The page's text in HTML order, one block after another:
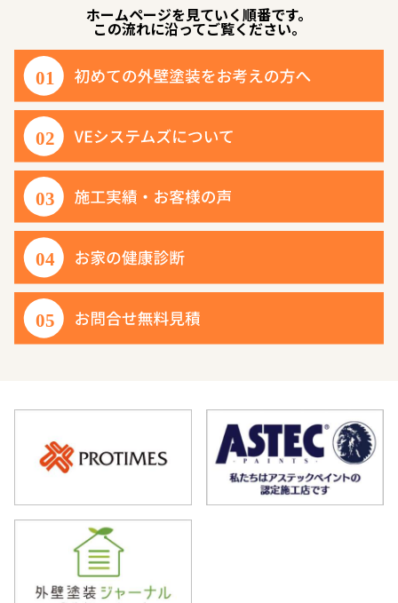
ホームページを見ていく順番です。
この流れに沿ってご覧ください。